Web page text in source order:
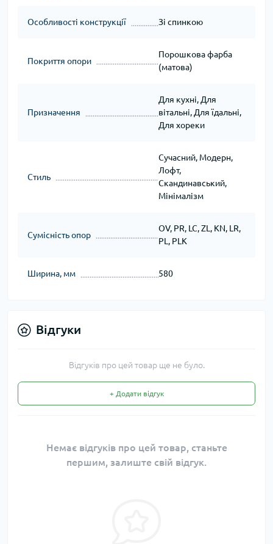
Особливості конструкції Зі спинкою
Покриття опори
Порошкова фарба
(матова)
Призначення
Для кухні, Для
вітальні, Для їдальні,
Для хореки
Стиль
Сучасний, Модерн,
Лофт,
Скандинавський,
Мінімалізм
Сумісність опор
OV, PR, LC, ZL, KN, LR,
PL, PLK
Ширина, мм 580
Відгуки
Відгуків про цей товар ще не було.
+ Додати відгук
Немає відгуків про цей товар, станьте
першим, залиште свій відгук.